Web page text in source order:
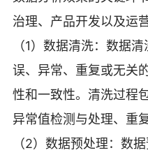
治理、产品开发以及运
（1）数据清洗：数据
误、异常、重复或无关
性和一致性。清洗过程
异常值检测与处理、重
（2）数据预处理：数